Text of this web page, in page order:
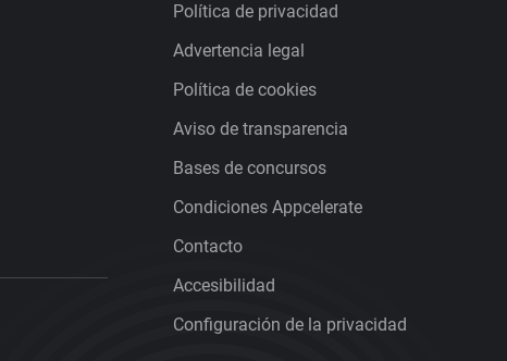
Política de privacidad
Advertencia legal
Política de cookies
Aviso de transparencia
Bases de concursos
Condiciones Appcelerate
Contacto
Accesibilidad
Configuración de la privacidad